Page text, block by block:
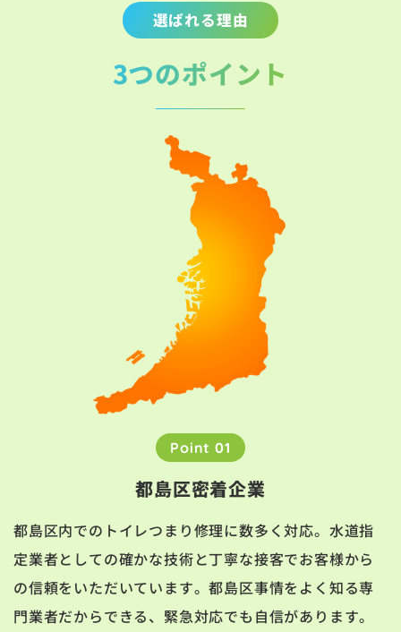
選ばれる理由
3つのポイント
Point 01
都島区密着企業
都島区内でのトイレつまり修理に数多く対応。水道指
定業者としての確かな技術と丁寧な接客でお客様から
の信頼をいただいています。都島区事情をよく知る専
門業者だからできる、緊急対応でも自信があります。